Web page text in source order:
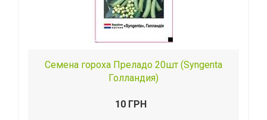
Семена гороха Преладо 20шт (Syngenta
Голландия)
10 ГРН